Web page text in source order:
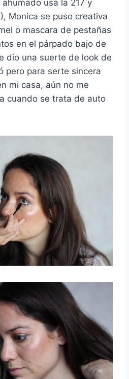
usa la 217 y
Monica se puso creativa
o mascara de pestañas
en el párpado bajo de
dio una suerte de look de
pero para serte sincera
mi casa, aún no me
cuando se trata de auto